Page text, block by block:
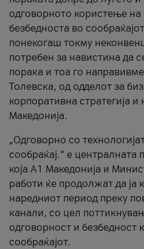
одговорното користење на
безбедноста во
понекогаш токму
потребен за навистина да
порака и тоа го
Толевска, од одделот за
корпоративна стратегија
Македонија.
„Одговорно со
сообраќај.“ е
која A1 Македонија и
работи ќе продолжат да ја
наредниот период преку
канали, со цел
одговорност и безбедност
сообраќајот.